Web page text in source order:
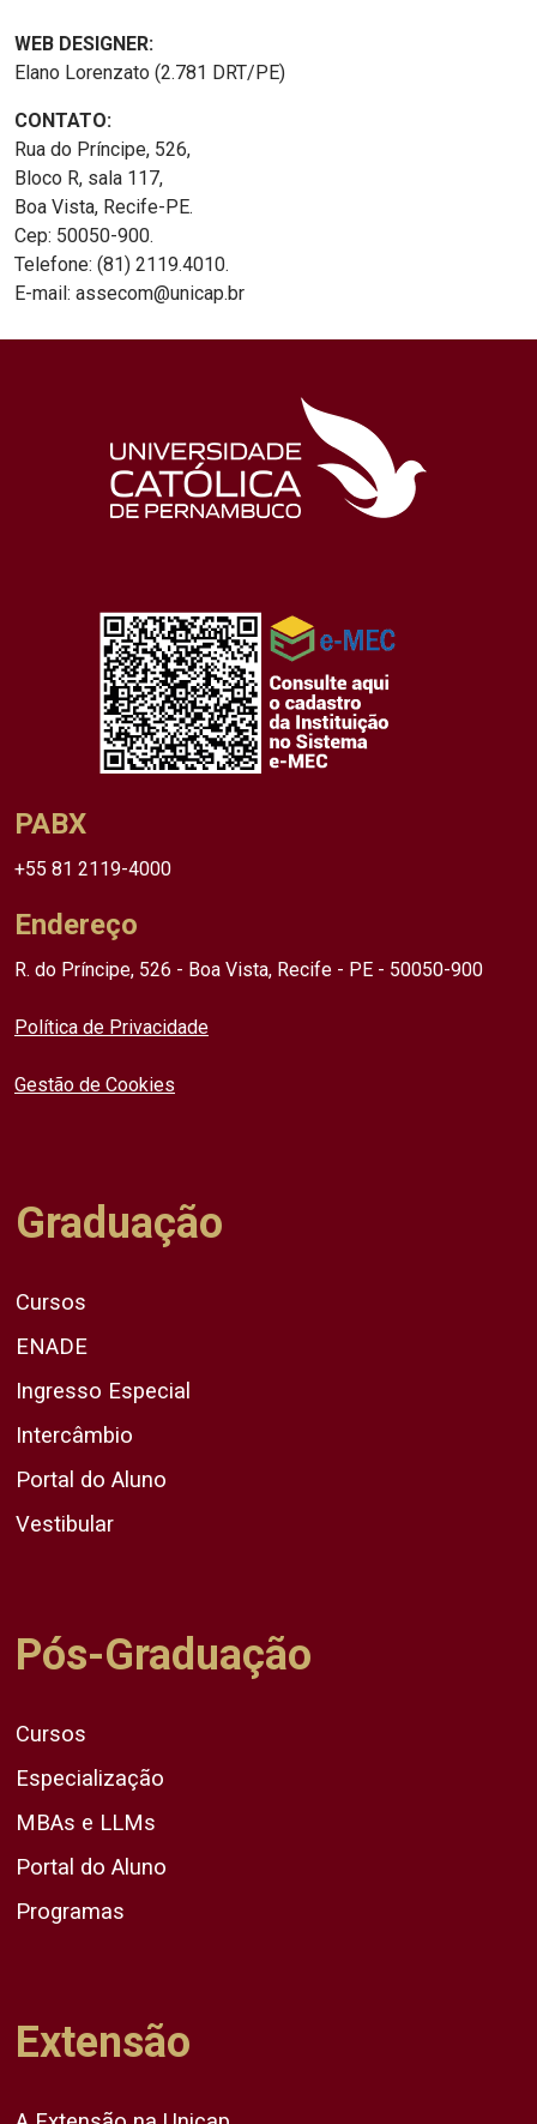
WEB DESIGNER:
Elano Lorenzato (2.781 DRT/PE)
CONTATO:
Rua do Príncipe, 526,
Bloco R, sala 117,
Boa Vista, Recife-PE.
Cep: 50050-900.
Telefone: (81) 2119.4010.
E-mail: assecom@unicap.br
PABX
+55 81 2119-4000
Endereço
R. do Príncipe, 526 - Boa Vista, Recife - PE - 50050-900
Política de Privacidade
Gestão de Cookies
Graduação
Cursos
ENADE
Ingresso Especial
Intercâmbio
Portal do Aluno
Vestibular
Pós-Graduação
Cursos
Especialização
MBAs e LLMs
Portal do Aluno
Programas
Extensão